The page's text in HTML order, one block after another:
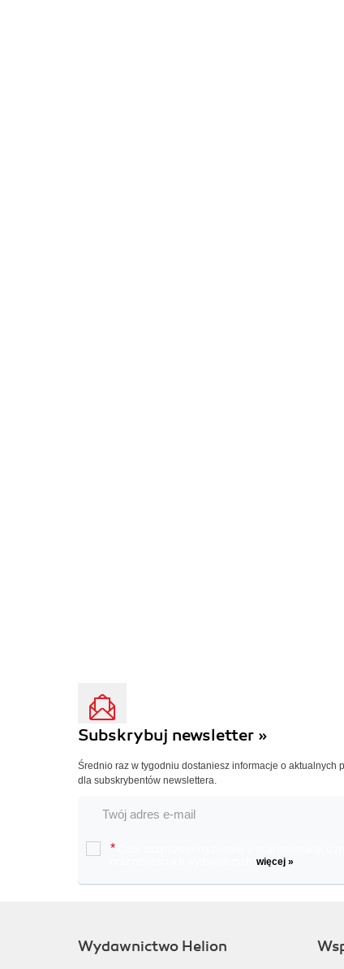
Subskrybuj newsletter »
Średnio raz w tygodniu dostaniesz informacje o aktualnych
dla subskrybentów newslettera.
*
więcej »
Wydawnictwo Helion